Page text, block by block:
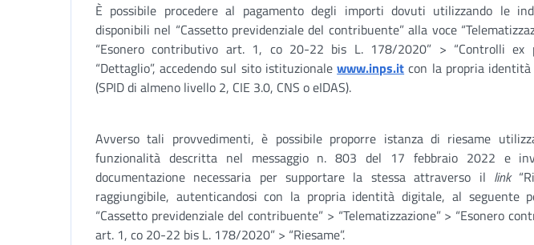
È possibile procedere al pagamento degli importi dovuti utilizzando le
disponibili nel “Cassetto previdenziale del contribuente” alla voce
“Esonero contributivo art. 1, co 20-22 bis L. 178/2020” > “Controlli ex
“Dettaglio”, accedendo sul sito istituzionalewww.inps.it con la propria
(SPID di almeno livello 2, CIE 3.0, CNS o eIDAS).
Avverso tali provvedimenti, è possibile proporre istanza di riesame
funzionalità descritta nel messaggio n. 803 del 17 febbraio 2022 e
documentazione necessaria per supportare la stessa attraverso il link
raggiungibile, autenticandosi con la propria identità digitale, al seguente
“Cassetto previdenziale del contribuente” > “Telematizzazione” > “Esonero
art. 1, co 20-22 bis L. 178/2020” > “Riesame”.